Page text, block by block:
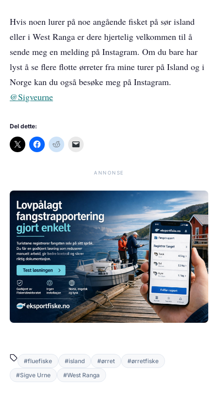
Hvis noen lurer på noe angående fisket på sør island
eller i West Ranga er dere hjertelig velkommen til å
sende meg en melding på Instagram. Om du bare har
lyst å se flere flotte ørreter fra mine turer på Island og i
Norge kan du også besøke meg på Instagram.
@Sigveurne
Del dette:
ANNONSE
#fluefiske #island #ørret
#ørretfiske
#Sigve Urne
#West Ranga